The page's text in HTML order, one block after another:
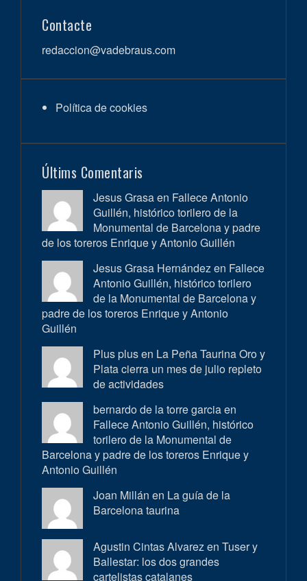
Contacte
redaccion@vadebraus.com
Política de cookies
Últims Comentaris
Jesus Grasa en Fallece Antonio
Guillén, histórico torilero de la
Monumental de Barcelona y padre
de los toreros Enrique y Antonio Guillén
Jesus Grasa Hernández en Fallece
Antonio Guillén, histórico torilero
de la Monumental de Barcelona y
padre de los toreros Enrique y Antonio
Guillén
Plus plus en La Peña Taurina Oro y
Plata cierra un mes de julio repleto
de actividades
bernardo de la torre garcia en
Fallece Antonio Guillén, histórico
torilero de la Monumental de
Barcelona y padre de los toreros Enrique y
Antonio Guillén
Joan Millán en La guía de la
Barcelona taurina
Agustin Cintas Alvarez en Tuser y
Ballestar: los dos grandes
cartelistas catalanes